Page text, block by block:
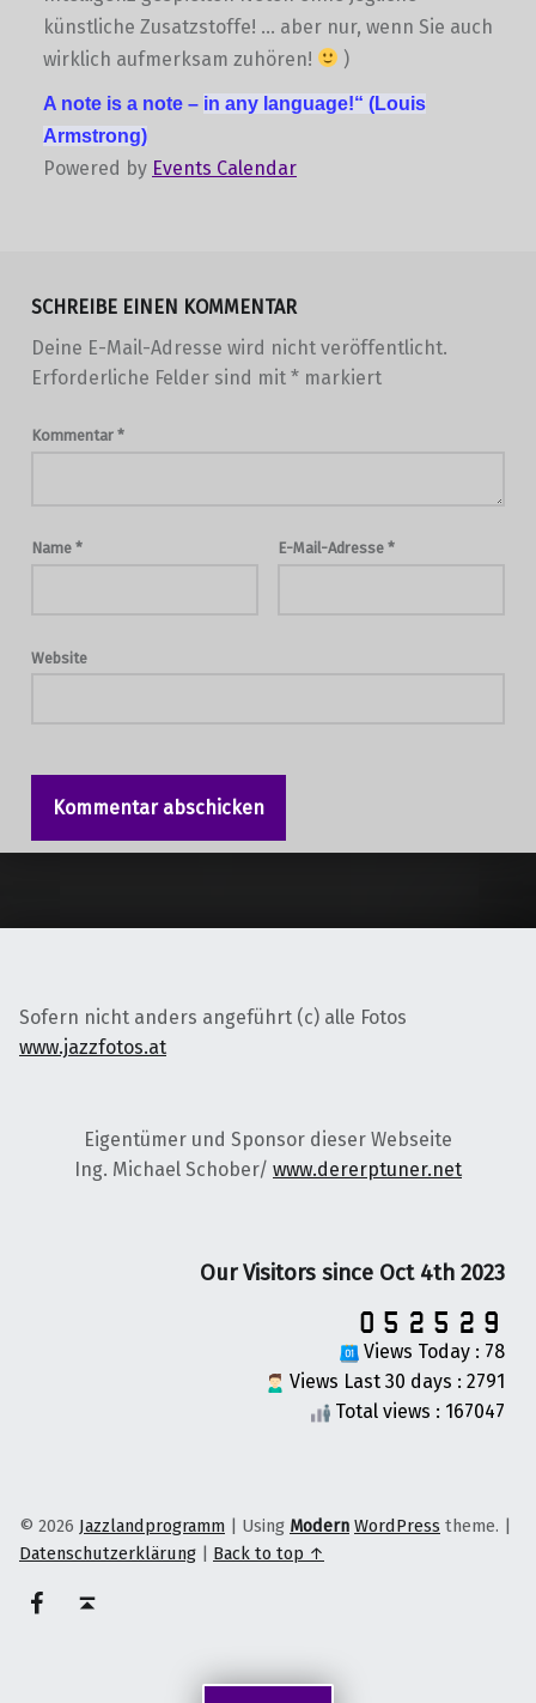
künstliche Zusatzstoffe! … aber nur, wenn Sie auch
wirklich aufmerksam zuhören!
)
A note is a note – in any language!“ (Louis
Armstrong)
Powered by Events Calendar
SCHREIBE EINEN KOMMENTAR
Deine E-Mail-Adresse wird nicht veröffentlicht.
Erforderliche Felder sind mit *markiert
Kommentar *
Name * E-Mail-Adresse *
Website
Sofern nicht anders angeführt (c) alle Fotos
www.jazzfotos.at
Eigentümer und Sponsor dieser Webseite
Ing. Michael Schober/ www.dererptuner.net
Our Visitors since Oct 4th 2023
Views Today : 78
Views Last 30 days : 2791
Total views : 167047
© 2026 Jazzlandprogramm Using Modern WordPress theme.
Datenschutzerklärung
Back to top ↑